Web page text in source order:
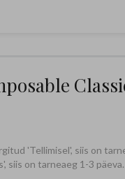
'Tellimisel', siis on
siis on tarneaeg 1-3 päeva.